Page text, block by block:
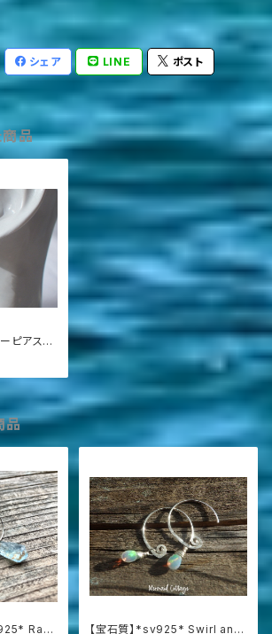
シェア LINE ポスト
商品
ピアス
品
Raw 【宝石質】*sv925* Swirl and